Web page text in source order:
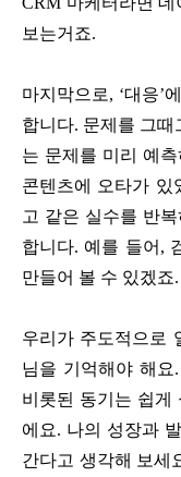
보는거죠.
마지막으로, ‘대응’
합니다. 문제를 그때
는 문제를 미리 예
콘텐츠에 오타가 있
고 같은 실수를 반
합니다. 예를 들어,
만들어 볼 수 있겠죠.
우리가 주도적으로
님을 기억해야 해요
비롯된 동기는 쉽게
에요. 나의 성장과
간다고 생각해 보세